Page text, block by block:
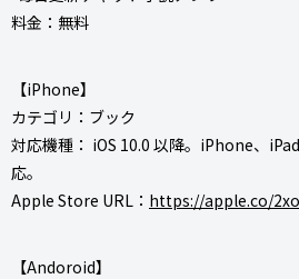
料金：無料
【iPhone】
カテゴリ：ブック
対応機種： iOS 10.0 以降。iPhone、
応。
Apple Store URL： https://apple.co/
【Andoroid】